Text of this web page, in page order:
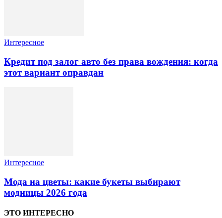
Интересное
Кредит под залог авто без права вождения: когда
этот вариант оправдан
Интересное
Мода на цветы: какие букеты выбирают
модницы 2026 года
ЭТО ИНТЕРЕСНО